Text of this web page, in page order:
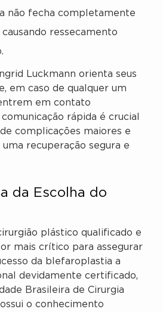
não fecha completamente
ressecamento
Luckmann orienta seus
em caso de qualquer um
em contato
rápida é crucial
complicações maiores e
recuperação segura e
da Escolha do
plástico qualificado e
mais crítico para assegurar
da blefaroplastia a
devidamente certificado,
Brasileira de Cirurgia
o conhecimento